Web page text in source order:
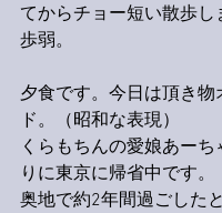
てからチョー短い散歩し
歩弱。
夕食です。今日は頂き物
ド。（昭和な表現）
くらもちんの愛娘あー
りに東京に帰省中です
奥地で約2年間過ごした